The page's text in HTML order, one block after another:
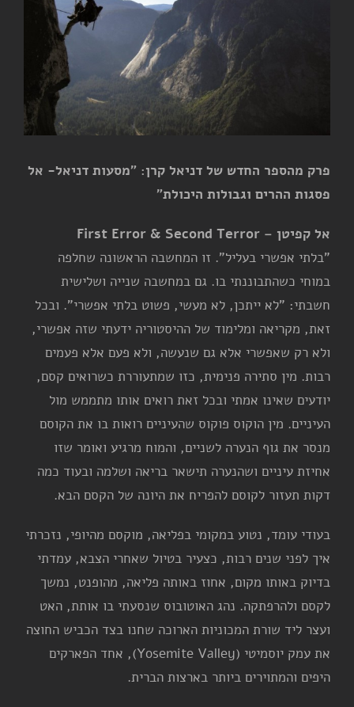
פרק מהספר החדש של דניאל קרן: "מסעות דניאל- אל
פסגות ההרים וגבולות היכולת"
אל קפיטן – First Error & Second Terror
"בלתי אפשרי בעליל". זו המחשבה הראשונה שחלפה
במוחי כשהתבוננתי בו. גם במחשבה שנייה ושלישית
חשבתי: "לא ייתכן, לא מעשי, פשוט בלתי אפשרי". ובכל
זאת, מקריאה ומלימוד של ההיסטוריה ידעתי שזה אפשרי,
ולא רק שאפשרי אלא גם שנעשה, ולא פעם אלא פעמים
רבות. מין סתירה פנימית, כזו שמתעוררת כשרואים קסם,
יודעים שאינו אמתי ובכל זאת רואים אותו מתממש מול
העיניים. מין הוקוס פוקוס שהעיניים רואות בו את הקוסם
מנסר את גוף הנערה לשניים, והמוח מרגיע ואומר שזו
אחיזת עיניים ושהנערה תישאר בריאה ושלמה ובעוד כמה
דקות תעזור לקוסם להפריח את היונה של הקסם הבא.
בעודי עומד, נטוע במקומי בפליאה, מוקסם מהיופי, נזכרתי
איך לפני שנים רבות, כצעיר בטיול שאחרי הצבא, עמדתי
בדיוק באותו מקום, אחוז באותה פליאה, מהופנט, נמשך
לקסם ולהרפתקה. נהג האוטובוס שנסעתי בו אותת, האט
ועצר ליד שורת המכוניות הארוכה שחנו בצד הכביש החוצה
את עמק יוסמיטי (Yosemite Valley), אחד הפארקים
היפים והמתוירים ביותר בארצות הברית.